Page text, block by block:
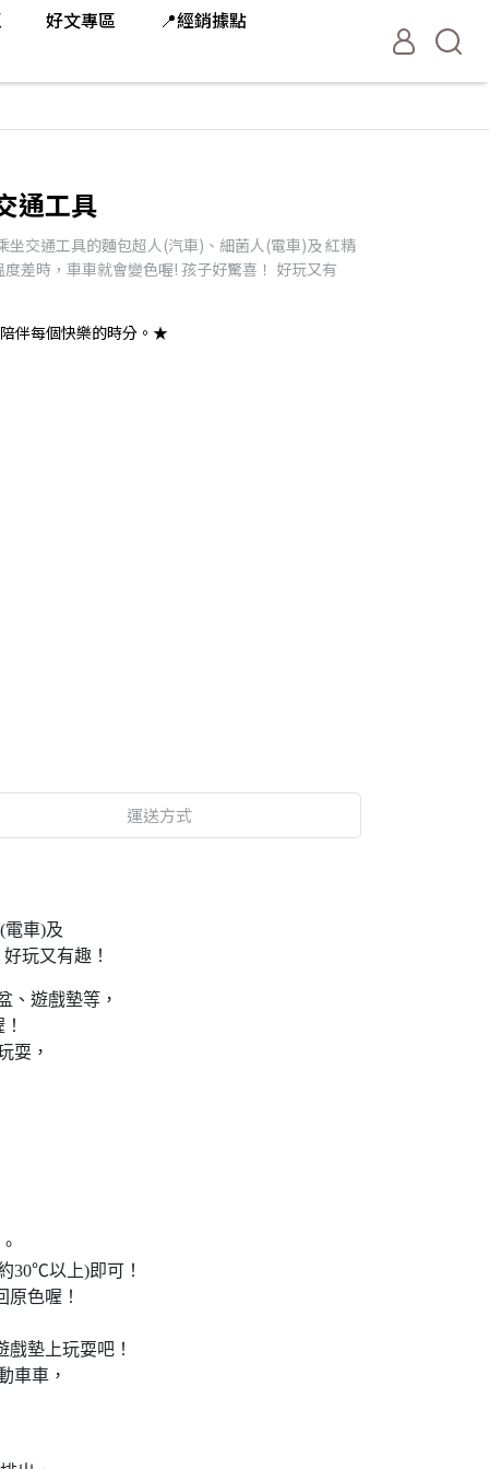
好文專區
📍經銷據點
通工具
坐交通工具的麵包超人(汽車)、細菌人(電車)及 紅精
差時，車車就會變色喔! 孩子好驚喜！ 好玩又有
伴每個快樂的時分。★
運送方式
電車)及
玩又有趣！
、遊戲墊等，
耍，
30℃以上)即可！
色喔！
墊上玩耍吧！
車車，